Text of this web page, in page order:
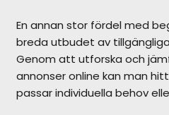
En annan stor fördel med
breda utbudet av
Genom att utforska och
annonser online kan man
passar individuella behov